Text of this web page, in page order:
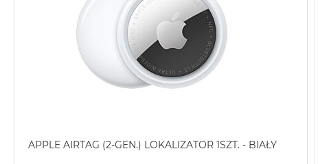
APPLE AIRTAG (2-GEN.) LOKALIZATOR 1SZT. - BIAŁY